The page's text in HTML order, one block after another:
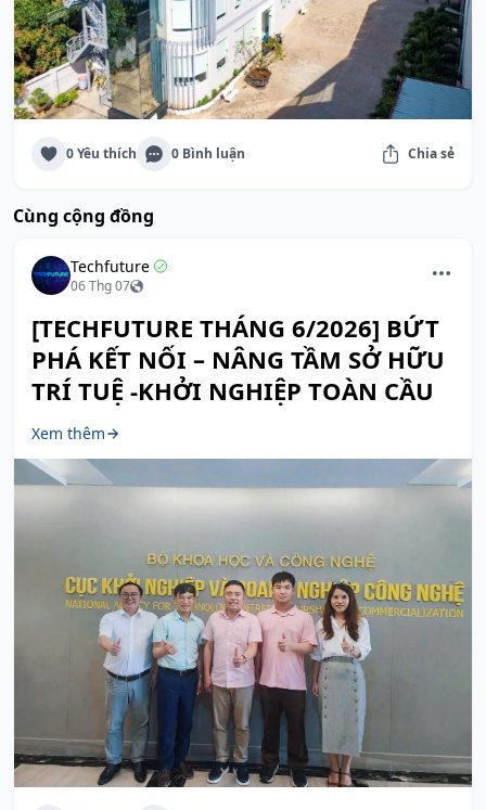
0 Yêu thích 0 Bình luận Chia sẻ
Cùng cộng đồng
Techfuture
06 Thg 07
[TECHFUTURE THÁNG 6/2026] BỨT
PHÁ KẾT NỐI – NÂNG TẦM SỞ HỮU
TRÍ TUỆ -KHỞI NGHIỆP TOÀN CẦU
Xem thêm